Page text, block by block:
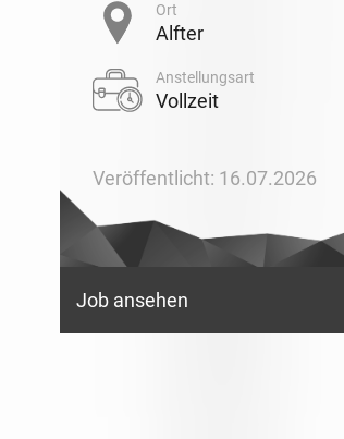
Ort
Alfter
Anstellungsart
Vollzeit
Veröffentlicht: 16.07.2026
Job ansehen